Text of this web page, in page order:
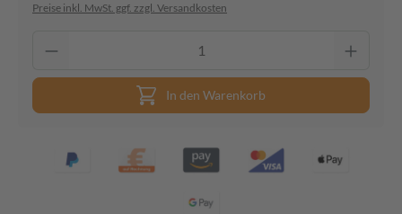
Preise inkl. MwSt. ggf. zzgl. Versandkosten
In den Warenkorb